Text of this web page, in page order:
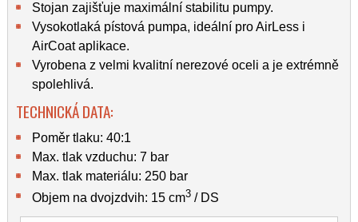
Stojan zajišťuje maximální stabilitu pumpy.
Vysokotlaká pístová pumpa, ideální pro AirLess i
AirCoat aplikace.
Vyrobena z velmi kvalitní nerezové oceli a je extrémně
spolehlivá.
TECHNICKÁ DATA:
Poměr tlaku: 40:1
Max. tlak vzduchu: 7 bar
Max. tlak materiálu: 250 bar
Objem na dvojzdvih: 15 cm3 / DS